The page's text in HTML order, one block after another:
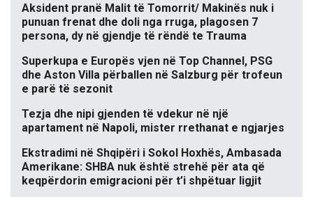
Aksident pranë Malit të Tomorrit/ Makinës nuk i
punuan frenat dhe doli nga rruga, plagosen 7
persona, dy në gjendje të rëndë te Trauma
Superkupa e Europës vjen në Top Channel, PSG
dhe Aston Villa përballen në Salzburg për trofeun
e parë të sezonit
Tezja dhe nipi gjenden të vdekur në një
apartament në Napoli, mister rrethanat e ngjarjes
Ekstradimi në Shqipëri i Sokol Hoxhës, Ambasada
Amerikane: SHBA nuk është strehë për ata që
keqpërdorin emigracioni për t’i shpëtuar ligjit